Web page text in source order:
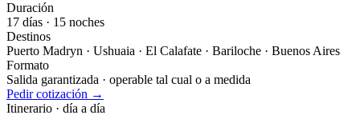
Duración
17 días · 15 noches
Destinos
Puerto Madryn · Ushuaia · El Calafate · Bariloche · Buenos Aires
Formato
Salida garantizada · operable tal cual o a medida
Pedir cotización →
Itinerario · día a día